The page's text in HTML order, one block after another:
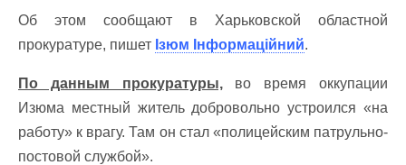
Об этом сообщают в Харьковской областной
прокуратуре, пишет Ізюм Інформаційний.
По данным прокуратуры,во время оккупации
Изюма местный житель добровольно устроился «на
работу» к врагу. Там он стал «полицейским патрульно-
постовой службой».